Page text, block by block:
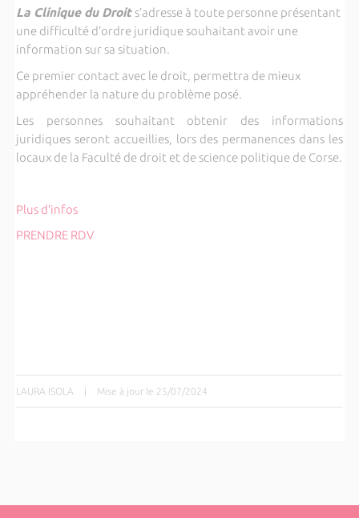
La Clinique du Droit s’adresse à toute personne présentant
une difficulté d’ordre juridique souhaitant avoir une
information sur sa situation.
Ce premier contact avec le droit, permettra de mieux
appréhender la nature du problème posé.
Les personnes souhaitant obtenir des informations
juridiques seront accueillies, lors des permanences dans les
locaux de la Faculté de droit et de science politique de Corse.
Plus d’infos
PRENDRE RDV
LAURA ISOLA | Mise à jour le 25/07/2024